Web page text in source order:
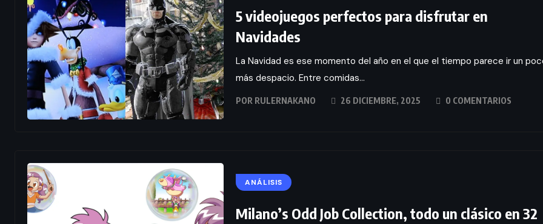
5 videojuegos perfectos para disfrutar en
Navidades
La Navidad es ese momento del año en el que el tiempo parece ir un
más despacio. Entre comidas...
POR RULERNAKANO 26 DICIEMBRE, 2025 0 COMENTARIOS
ANÁLISIS
Milano’s Odd Job Collection, todo un clásico en 32